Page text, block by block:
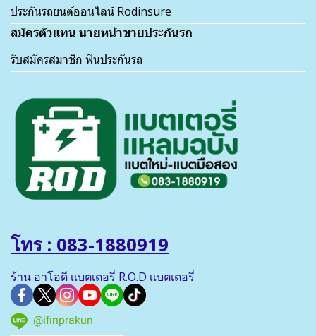
ประกันรถยนต์ออนไลน์ Rodinsure
สมัครตัวแทน นายหน้าขายประกันรถ
รับสมัครสมาชิก ฟินประกันรถ
โทร : 083-1880919
ร้าน อาโอดี เเบตเตอรี่ R.O.D เเบตเตอรี่
@ifinprakun